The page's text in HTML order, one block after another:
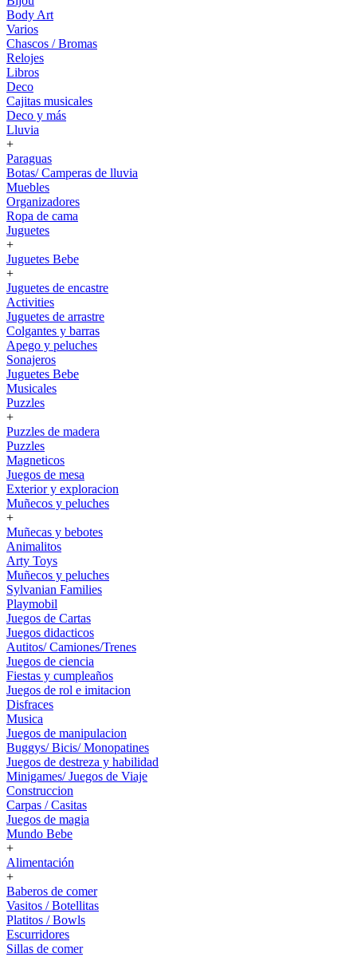
Body Art
Varios
Chascos / Bromas
Relojes
Libros
Deco
Cajitas musicales
Deco y más
Lluvia
+
Paraguas
Botas/ Camperas de lluvia
Muebles
Organizadores
Ropa de cama
Juguetes
+
Juguetes Bebe
+
Juguetes de encastre
Activities
Juguetes de arrastre
Colgantes y barras
Apego y peluches
Sonajeros
Juguetes Bebe
Musicales
Puzzles
+
Puzzles de madera
Puzzles
Magneticos
Juegos de mesa
Exterior y exploracion
Muñecos y peluches
+
Muñecas y bebotes
Animalitos
Arty Toys
Muñecos y peluches
Sylvanian Families
Playmobil
Juegos de Cartas
Juegos didacticos
Autitos/ Camiones/Trenes
Juegos de ciencia
Fiestas y cumpleaños
Juegos de rol e imitacion
Disfraces
Musica
Juegos de manipulacion
Buggys/ Bicis/ Monopatines
Juegos de destreza y habilidad
Minigames/ Juegos de Viaje
Construccion
Carpas / Casitas
Juegos de magia
Mundo Bebe
+
Alimentación
+
Baberos de comer
Vasitos / Botellitas
Platitos / Bowls
Escurridores
Sillas de comer